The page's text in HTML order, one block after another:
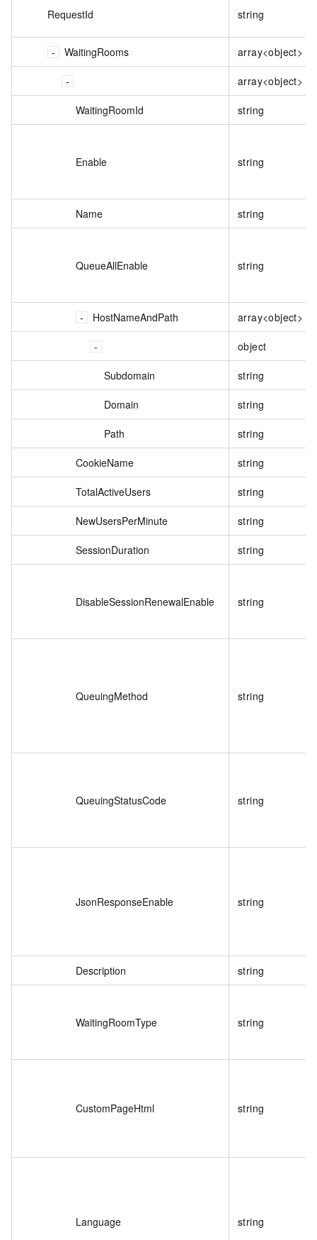
RequestId string
WaitingRooms array<object>
array<object>
WaitingRoomId string
Enable string
Name string
QueueAllEnable string
HostNameAndPath array<object>
object
Subdomain string
Domain string
Path string
CookieName string
TotalActiveUsers string
NewUsersPerMinute string
SessionDuration string
DisableSessionRenewalEnable string
QueuingMethod string
QueuingStatusCode string
JsonResponseEnable string
Description string
WaitingRoomType string
CustomPageHtml string
Language string